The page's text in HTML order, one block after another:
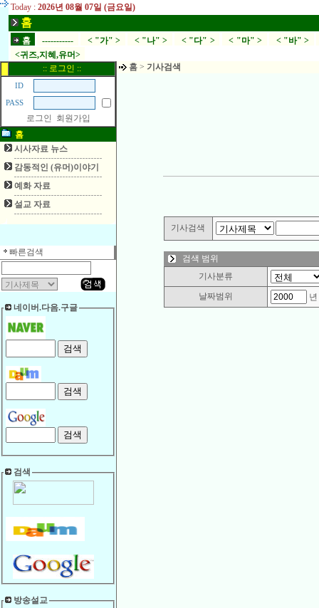
Today : 2026년 08월 07일 (금요일)
홈
홈 ----------- < "가" > < "나" > < "다" > < "마" > < "바" >
<귀즈,지혜,유머>
:: 로그인 ::
ID
PASS
로그인
회원가입
홈
시사자료 뉴스
감동적인 (유머)이야기
예화 자료
설교 자료
빠른검색
네이버.다음.구글
검색
방송설교
홈 > 기사검색
기사검색
검색 범위
기사분류
날짜범위